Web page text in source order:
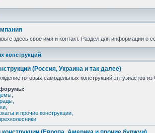
здесь свое имя и контакт. Раздел для информации о
конструкций
(Россия, Украина и так далее)
готовых самодельных конструкций энтузиастов
и прочие конструкции